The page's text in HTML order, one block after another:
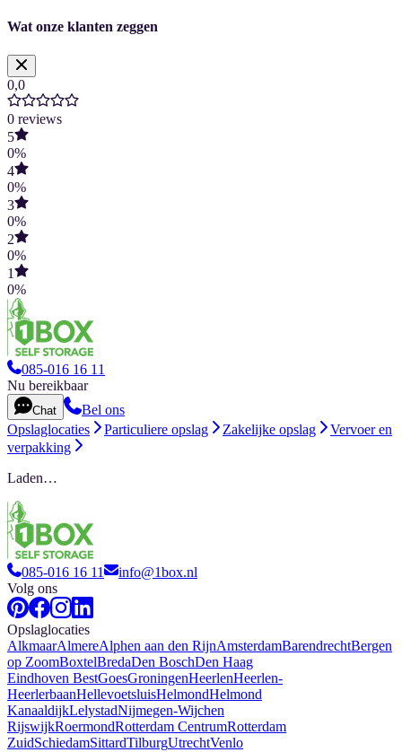
Wat onze klanten zeggen
0,0
0 reviews
5
0%
4
0%
3
0%
2
0%
1
0%
085-016 16 11
Nu bereikbaar
Chat
Bel ons
Opslaglocaties
Particuliere opslag Zakelijke opslag
Vervoer en
verpakking
Laden…
085-016 16 11
info@1box.nl
Volg ons
Opslaglocaties
AlkmaarAlmereAlphen aan den RijnAmsterdamBarendrechtBergen
op ZoomBoxtelBredaDen BoschDen Haag
Eindhoven BestGoesGroningenHeerlenHeerlen-
HeerlerbaanHellevoetsluisHelmondHelmond
KanaaldijkLelystadNijmegen-Wijchen
RijswijkRoermondRotterdam CentrumRotterdam
ZuidSchiedamSittardTilburgUtrechtVenlo